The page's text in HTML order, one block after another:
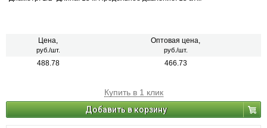
Цена,
руб./шт.
Оптовая цена,
руб./шт.
488.78 466.73
Купить в 1 клик
Добавить в корзину